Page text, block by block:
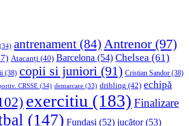
(34) antrenament (84) Antrenor(97)
Atacanți (40) Barcelona (54) Chelsea (61)
(38) copii si juniori (91) Cristian Sandor (38)
CRSSE (34) demarcare (33) dribling (42) echipă
exercitiu (183) Finalizare
(147) Fundași (52) jucător(53)